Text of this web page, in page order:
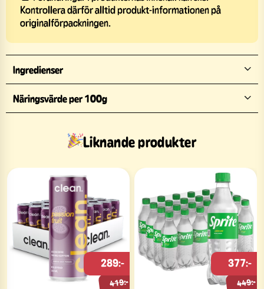
Kontrollera därför alltid produkt-informationen på
originalförpackningen.
Ingredienser
Näringsvärde per 100g
Liknande produkter
419:-
289:-
449:-
377:-